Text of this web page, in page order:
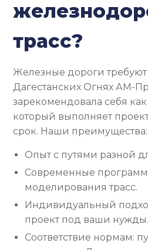
трасс?
Железные дороги требуют
Дагестанских Огнях АМ-
зарекомендовала себя
который выполняет
срок. Наши преимущества:
Опыт с путями разной
Современные
моделирования трасс.
Индивидуальный
проект под ваши нужды.
Соответствие нормам: